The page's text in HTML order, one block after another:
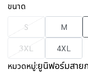
ขนาด
S M
3XL
4XL
หมวดหมู่:ยูนิฟอร์มสาย